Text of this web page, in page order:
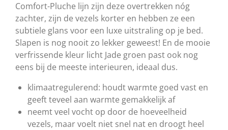
Comfort-Pluche lijn zijn deze overtrekken nóg
zachter, zijn de vezels korter en hebben ze een
subtiele glans voor een luxe uitstraling op je bed.
Slapen is nog nooit zo lekker geweest! En de mooie
verfrissende kleur licht Jade groen past ook nog
eens bij de meeste interieuren, ideaal dus.
klimaatregulerend: houdt warmte goed vast en
geeft teveel aan warmte gemakkelijk af
neemt veel vocht op door de hoeveelheid
vezels, maar voelt niet snel nat en droogt heel